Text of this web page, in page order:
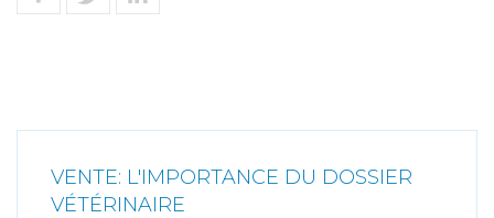
VENTE: L'IMPORTANCE DU DOSSIER
VÉTÉRINAIRE